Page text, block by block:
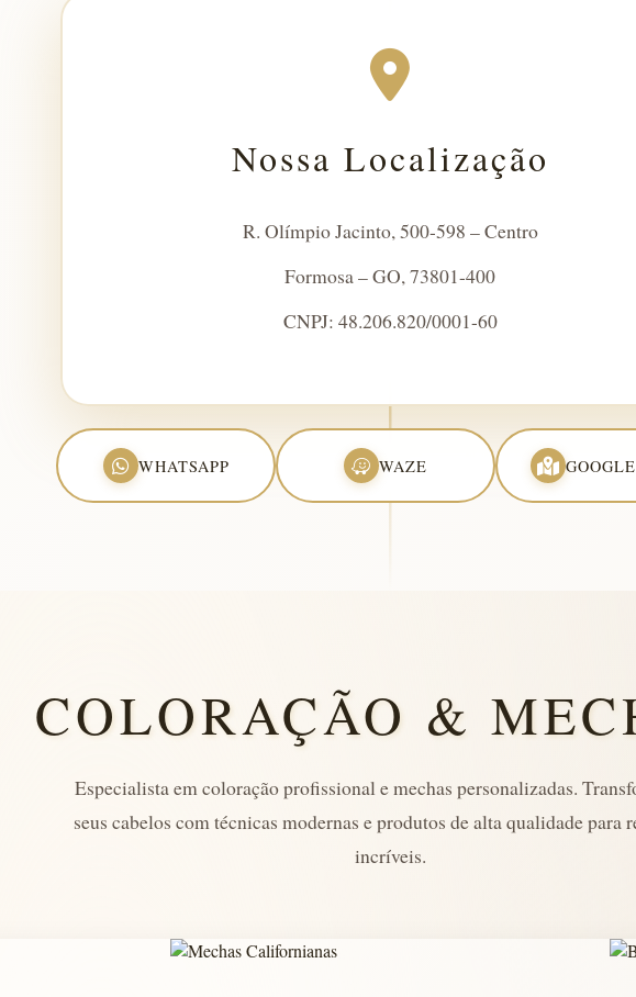
Nossa Localização
R. Olímpio Jacinto, 500-598 – Centro
Formosa – GO, 73801-400
CNPJ: 48.206.820/0001-60
WHATSAPP WAZE
COLORAÇÃO &
Especialista em coloração profissional e mechas personalizadas.
seus cabelos com técnicas modernas e produtos de alta qualidade para
incríveis.